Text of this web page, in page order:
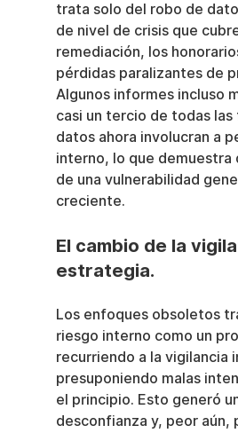
trata solo del robo de
de nivel de crisis que
remediación, los
pérdidas paralizantes de
Algunos informes incluso
casi un tercio de todas
datos ahora involucran a
interno, lo que demuestra
de una vulnerabilidad
creciente.
El cambio de la
estrategia.
Los enfoques obsoletos
riesgo interno como un
recurriendo a la vigilancia
presuponiendo malas
el principio. Esto generó
desconfianza y, peor aún,